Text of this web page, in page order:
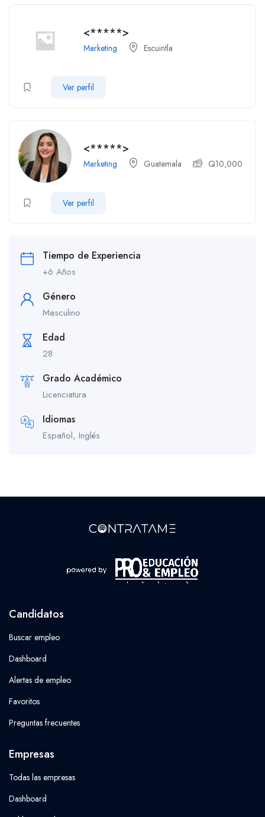
<*****>
Marketing Escuintla
Ver perfil
<*****>
Marketing Guatemala Q10,000
Ver perfil
Tiempo de Experiencia
+6 Años
Género
Masculino
Edad
28
Grado Académico
Licenciatura
Idiomas
Español, Inglés
Candidatos
Buscar empleo
Dashboard
Alertas de empleo
Favoritos
Preguntas frecuentes
Empresas
Todas las empresas
Dashboard